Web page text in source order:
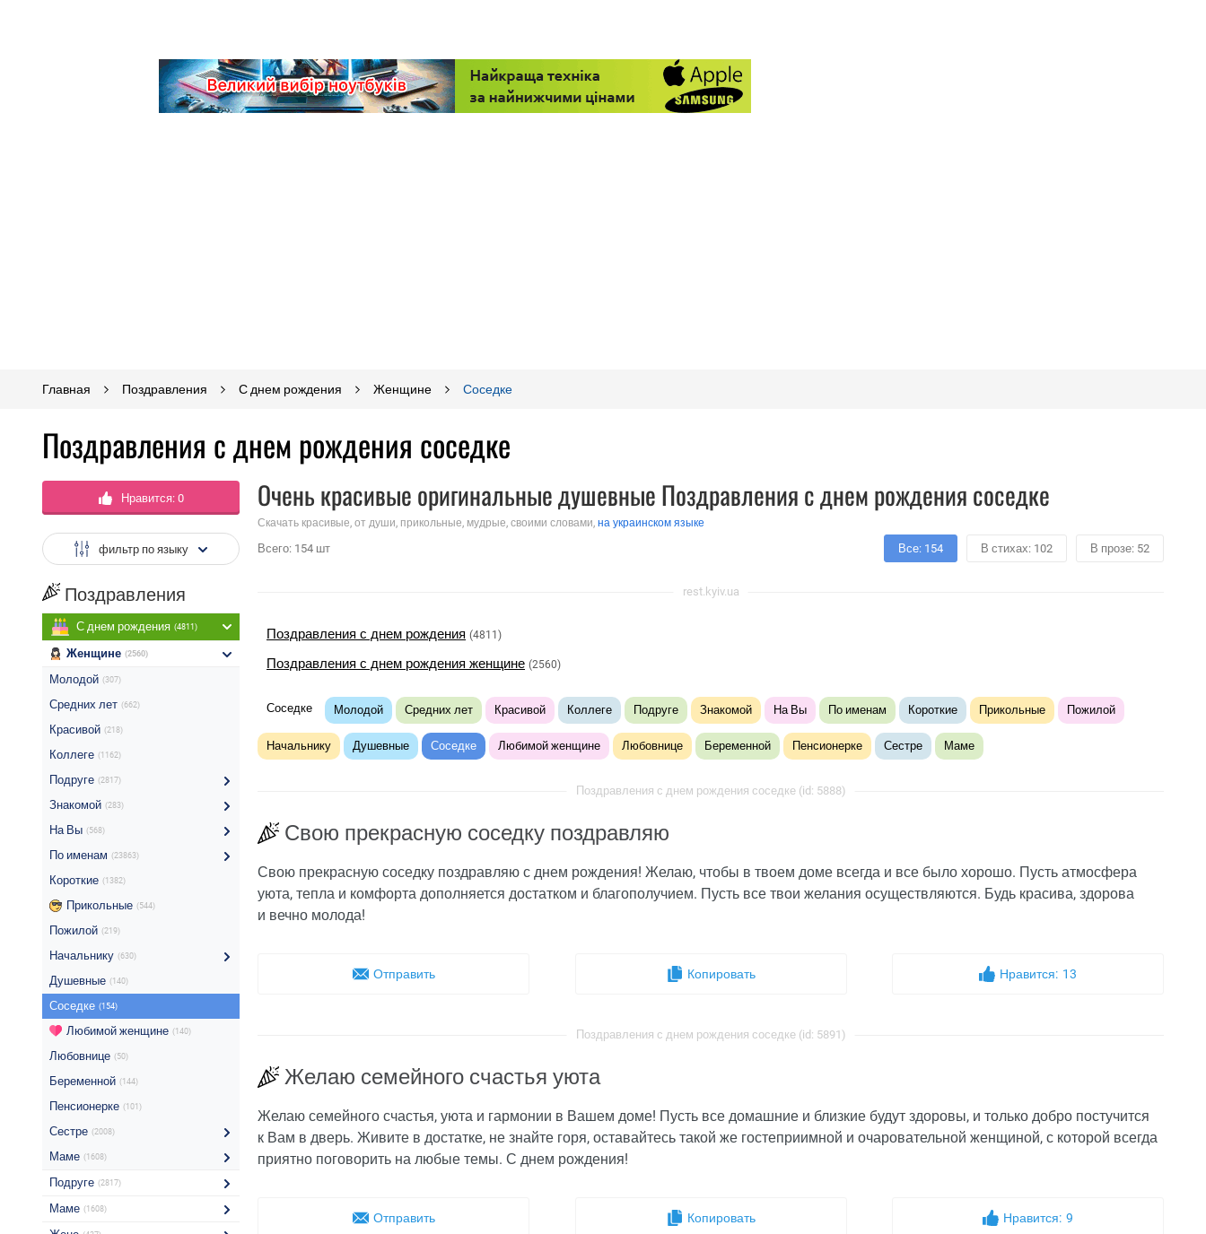
Главная Поздравления С днем рождения Женщине Соседке
Поздравления с днем рождения соседке
Нравится: 0
фильтр по языку
Поздравления
С днем рождения (4811)
Женщине (2560)
Молодой (307)
Средних лет (662)
Красивой (218)
Коллеге (1162)
Подруге (2817)
Знакомой (283)
На Вы (568)
По именам (23863)
Короткие (1382)
Прикольные (544)
Пожилой (219)
Начальнику (630)
Душевные (140)
Соседке (154)
Любимой женщине (140)
Любовнице (50)
Беременной (144)
Пенсионерке (101)
Сестре (2008)
Маме (1608)
Подруге (2817)
Маме (1608)
Очень красивые оригинальные душевные Поздравления с днем рождения соседке
Скачать красивые, от души, прикольные, мудрые, своими словами, на украинском языке
Всего: 154 шт Все: 154 В стихах: 102 В прозе: 52
rest.kyiv.ua
Поздравления с днем рождения (4811)
Поздравления с днем рождения женщине (2560)
Соседке Молодой Средних лет Красивой Коллеге Подруге Знакомой На Вы По именам Короткие Прикольные Пожилой
Начальнику Душевные Соседке Любимой женщине Любовнице Беременной Пенсионерке Сестре Маме
Поздравления с днем рождения соседке (id: 5888)
Свою прекрасную соседку поздравляю
Свою прекрасную соседку поздравляю с днем рождения! Желаю, чтобы в твоем доме всегда и все было хорошо. Пусть атмосфера
уюта, тепла и комфорта дополняется достатком и благополучием. Пусть все твои желания осуществляются. Будь красива, здорова
и вечно молода!
Отправить Копировать Нравится: 13
Поздравления с днем рождения соседке (id: 5891)
Желаю семейного счастья уюта
Желаю семейного счастья, уюта и гармонии в Вашем доме! Пусть все домашние и близкие будут здоровы, и только добро постучится
к Вам в дверь. Живите в достатке, не знайте горя, оставайтесь такой же гостеприимной и очаровательной женщиной, с которой всегда
приятно поговорить на любые темы. С днем рождения!
Отправить Копировать Нравится: 9